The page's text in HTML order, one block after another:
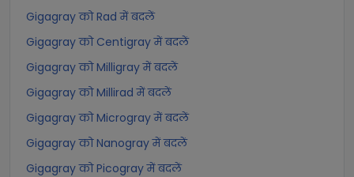
Gigagray को Rad में बदलें
Gigagray को Centigray में बदलें
Gigagray को Milligray में बदलें
Gigagray को Millirad में बदलें
Gigagray को Microgray में बदलें
Gigagray को Nanogray में बदलें
Gigagray को Picogray में बदलें